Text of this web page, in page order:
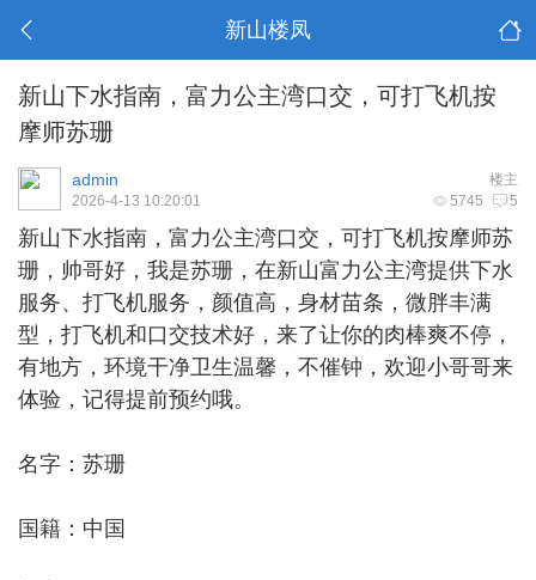
新山楼凤
新山下水指南，富力公主湾口交，可打飞机按
摩师苏珊
楼主
admin
5745 5
2026-4-13 10:20:01
新山下水指南，富力公主湾口交，可打飞机按摩师苏
珊，帅哥好，我是苏珊，在新山富力公主湾提供下水
服务、打飞机服务，颜值高，身材苗条，微胖丰满
型，打飞机和口交技术好，来了让你的肉棒爽不停，
有地方，环境干净卫生温馨，不催钟，欢迎小哥哥来
体验，记得提前预约哦。
名字：苏珊
国籍：中国